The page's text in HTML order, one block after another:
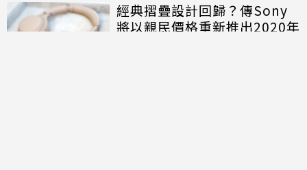
經典摺疊設計回歸？傳Sony
將以親民價格重新推出2020年